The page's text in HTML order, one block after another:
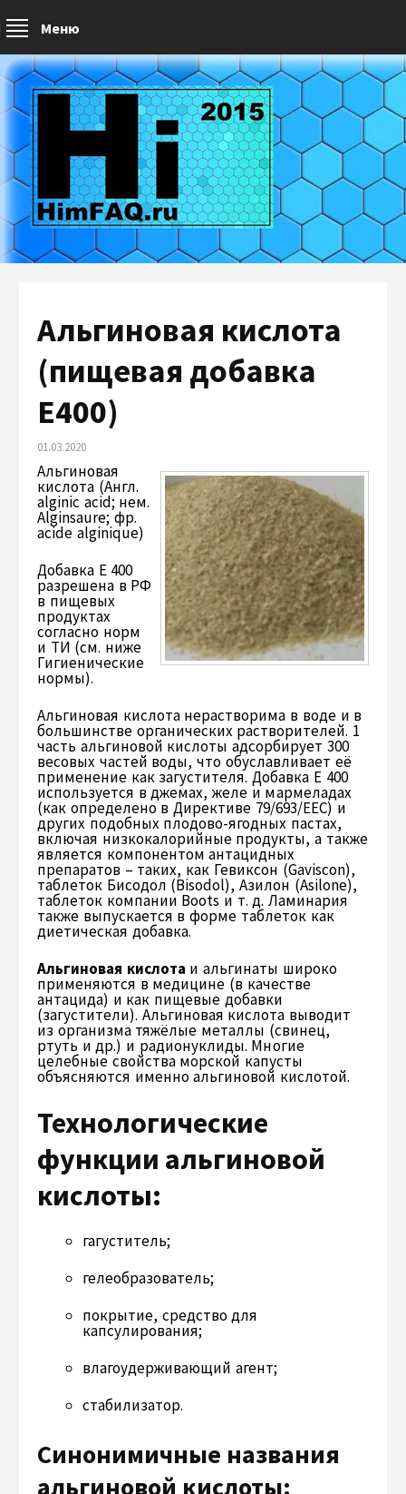
Меню
Альгиновая кислота
(пищевая добавка
Е400)
01.03.2020
Альгиновая
кислота (Англ.
alginic acid; нем.
Alginsaure; фр.
acide alginique)
Добавка Е 400
разрешена в РФ
в пищевых
продуктах
согласно норм
и ТИ (см. ниже
Гигиенические
нормы).
Альгиновая кислота нерастворима в воде и в
большинстве органических растворителей. 1
часть альгиновой кислоты адсорбирует 300
весовых частей воды, что обуславливает её
применение как загустителя. Добавка Е 400
используется в джемах, желе и мармеладах
(как определено в Директиве 79/693/EEC) и
других подобных плодово-ягодных пастах,
включая низкокалорийные продукты, а также
является компонентом антацидных
препаратов – таких, как Гевиксон (Gaviscon),
таблеток Бисодол (Bisodol), Азилон (Asilone),
таблеток компании Boots и т. д. Ламинария
также выпускается в форме таблеток как
диетическая добавка.
Альгиновая кислота и альгинаты широко
применяются в медицине (в качестве
антацида) и как пищевые добавки
(загустители). Альгиновая кислота выводит
из организма тяжёлые металлы (свинец,
ртуть и др.) и радионуклиды. Многие
целебные свойства морской капусты
объясняются именно альгиновой кислотой.
Технологические
функции альгиновой
кислоты:
гагуститель;
гелеобразователь;
покрытие, средство для
капсулирования;
влагоудерживающий агент;
стабилизатор.
Синонимичные названия
альгиновой кислоты: